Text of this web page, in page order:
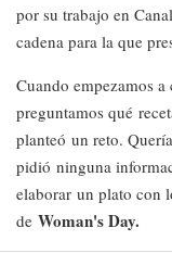
por su trabajo en
cadena para la que
Cuando empezamos
preguntamos qué
planteó un reto.
pidió ninguna
elaborar un plato con
de Woman's Day.